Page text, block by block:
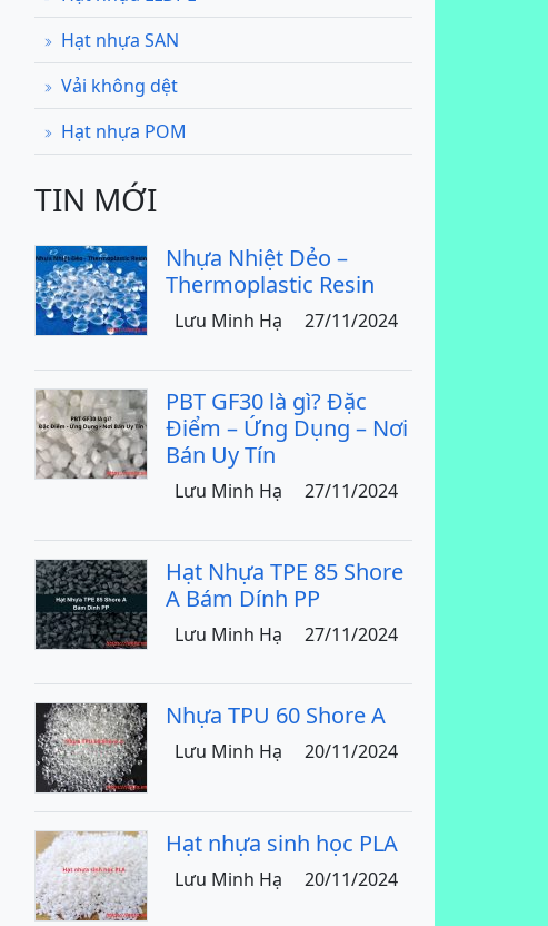
Hạt nhựa SAN
Vải không dệt
Hạt nhựa POM
TIN MỚI
Nhựa Nhiệt Dẻo –
Thermoplastic Resin
Lưu Minh Hạ 27/11/2024
PBT GF30 là gì? Đặc
Điểm – Ứng Dụng – Nơi
Bán Uy Tín
Lưu Minh Hạ 27/11/2024
Hạt Nhựa TPE 85 Shore
A Bám Dính PP
Lưu Minh Hạ 27/11/2024
Nhựa TPU 60 Shore A
Lưu Minh Hạ 20/11/2024
Hạt nhựa sinh học PLA
Lưu Minh Hạ 20/11/2024